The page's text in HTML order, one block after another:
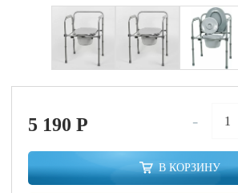
5 190P -
В КОРЗИНУ